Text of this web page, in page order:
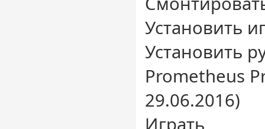
Установить
Установить
Prometheus
29.06.2016)
Играть